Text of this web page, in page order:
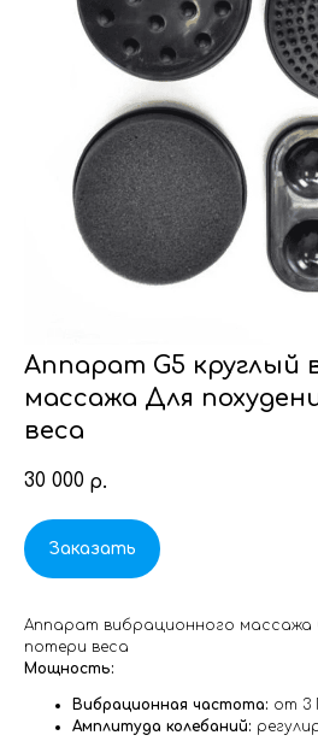
Аппарат G5 круглый
массажа Для
веса
30 000 р.
Заказать
Аппарат вибрационного массажа
потери веса
Мощность:
Вибрационная частота: от 3
Амплитуда колебаний: